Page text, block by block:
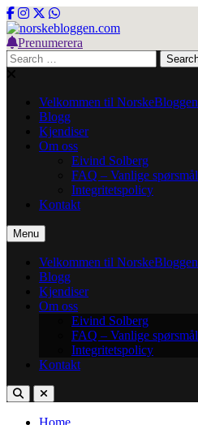
Skip
to
content
norskebloggen.com
Prenumerera
Search
for:
Velkommen til NorskeBloggen
Blogg
Kjendiser
Om oss
Eivind Solberg
FAQ – Vanlige spørsmål
Integritetspolicy
Kontakt
Menu
Velkommen til NorskeBloggen
Blogg
Kjendiser
Om oss
Eivind Solberg
FAQ – Vanlige spørsmål
Integritetspolicy
Kontakt
Home